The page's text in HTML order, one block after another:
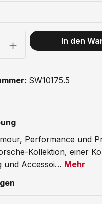
Gib den gewünschten
In den
SW10175.5
Performance und
Kollektion, einer
und Accessoi… Mehr